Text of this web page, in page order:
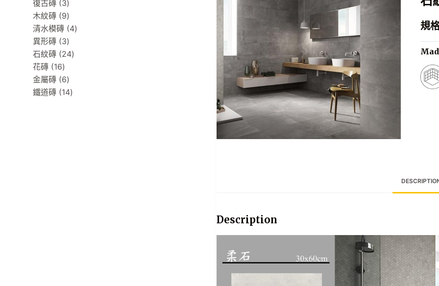
規
Description
復古磚 33
products
木紋磚 99
products
清水模磚 44
異形磚 33
products
石紋磚 2424
花磚 1616
products
金屬磚 66
products
鐵道磚 1414